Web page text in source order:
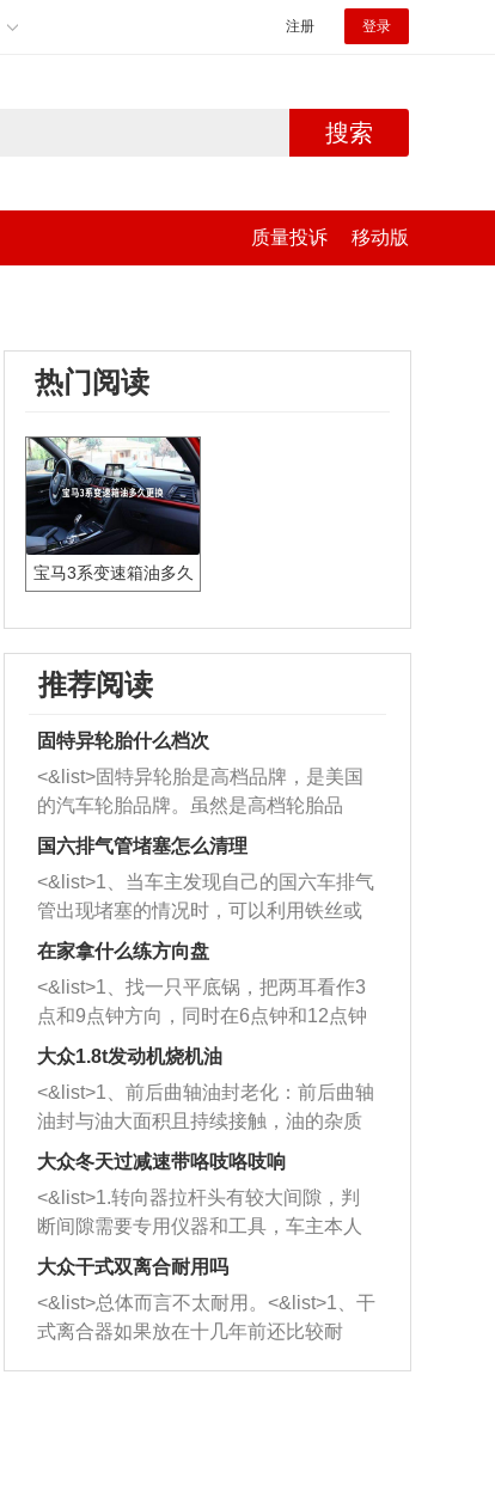
注册 登录
搜索
质量投诉 移动版
热门阅读
宝马3系变速箱油多久
推荐阅读
固特异轮胎什么档次
<&list>固特异轮胎是高档品牌，是美国
的汽车轮胎品牌。虽然是高档轮胎品
牌，但是中高低端的轮胎都有生产，这
也是为了更好的开拓市场。
国六排气管堵塞怎么清理
<&list>1、当车主发现自己的国六车排气
管出现堵塞的情况时，可以利用铁丝或
者是细棍，直接将杂物给取出来，如果
堵塞情况比较严重，也可以采取应急措
施。 <&list>2、直接利用木棍将所有的
杂物推到排气管里面的位置处，然后将
三元催化器拆解开，就可以将堵塞的东
西取出来。但如果是因为积碳过多引起
的堵塞，就需要将三元催化器泡在草酸
洗剂对堵塞的情况得到解决，将清洗剂
放在燃油箱中，与燃油混合后，车辆启
动时，就可以和汽油一起进入到燃烧
室，最后形成废气排出，就可以让三元
催化器得到清洗，排气管堵塞的情况就
能够得到解决。
在家拿什么练方向盘
<&list>1、找一只平底锅，把两耳看作3
点和9点钟方向，同时在6点钟和12点钟
方向做一个标记。 <&list>2、双手握住
一圈半的练习，往右同样也要打相同的
圈数。 <&list>3、最后强调要反复练
习，这样就可以形成肌肉记忆，在真实
驾驶车辆时，不需要记忆也能打好方
向。
大众1.8t发动机烧机油
<&list>1、前后曲轴油封老化：前后曲轴
油封与油大面积且持续接触，油的杂质
和发动机内持续温度变化使其密封效果
逐渐减弱，导致渗油或漏油。<&list>2、
活塞间隙过大：积碳会使活塞环与缸体
的间隙扩大，导致机油流入燃烧室中，
造成烧机油。<&list>3、机油粘度。使用
机油粘度过小的话，同样会有烧机油现
象，机油粘度过小具有很好的流动性，
大众冬天过减速带咯吱咯吱响
<&list>1.转向器拉杆头有较大间隙，判
断间隙需要专用仪器和工具，车主本人
无法制作，需要将车辆送到修理厂或4s
店；<&list>2.车辆半轴套管防尘罩破
裂，破裂后会出现漏油现象，使半轴磨
损严重，磨损的半轴容易损坏，产生异
响；<&list>3.稳定器的转向胶套和球头
大众干式双离合耐用吗
<&list>总体而言不太耐用。<&list>1、干
式离合器如果放在十几年前还比较耐